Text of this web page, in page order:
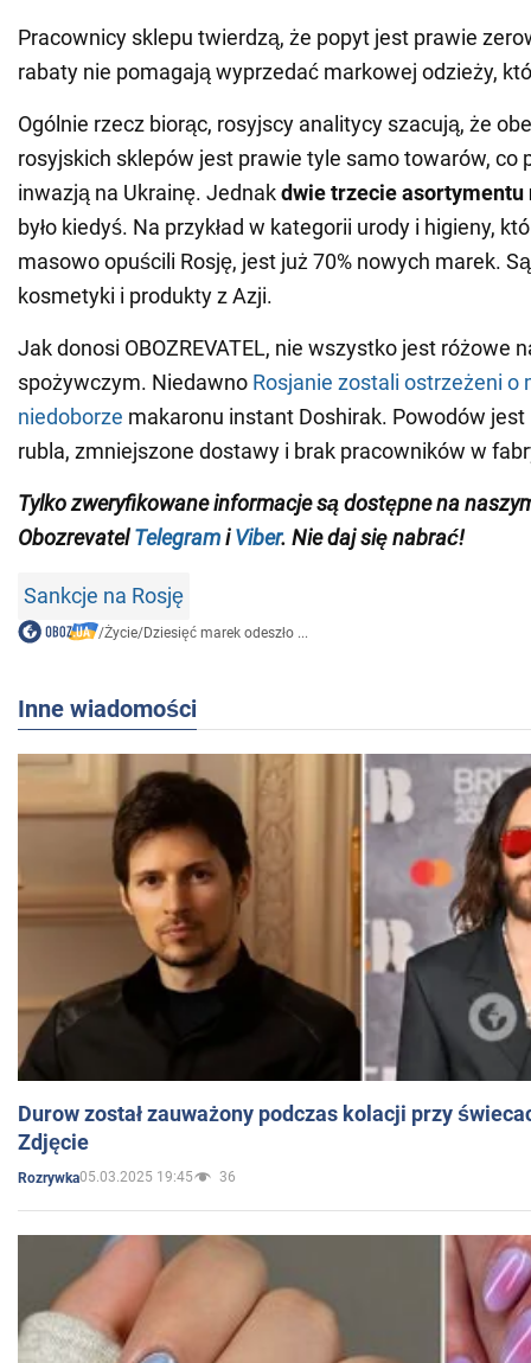
Pracownicy sklepu twierdzą, że popyt jest prawie
rabaty nie pomagają wyprzedać markowej odzieży,
Ogólnie rzecz biorąc, rosyjscy analitycy szacują, że
rosyjskich sklepów jest prawie tyle samo towarów, co
inwazją na Ukrainę. Jednakdwie trzecie asortymentu
było kiedyś. Na przykład w kategorii urody i higieny,
masowo opuścili Rosję, jest już 70% nowych marek.
kosmetyki i produkty z Azji.
Jak donosi OBOZREVATEL, nie wszystko jest różowe
spożywczym. Niedawno Rosjanie zostali ostrzeżeni o
niedoborze makaronu instant Doshirak. Powodów jest
rubla, zmniejszone dostawy i brak pracowników w
Tylko zweryfikowane informacje są dostępne na
ObozrevatelTelegramiViber. Nie daj się nabrać!
Sankcje na Rosję
/Życie/Dziesięć marek odeszło ...
Inne wiadomości
Durow został zauważony podczas kolacji przy
Zdjęcie
Rozrywka05.03.2025 19:45 36